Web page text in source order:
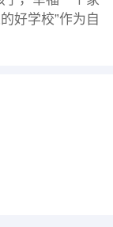
好学校”作为自